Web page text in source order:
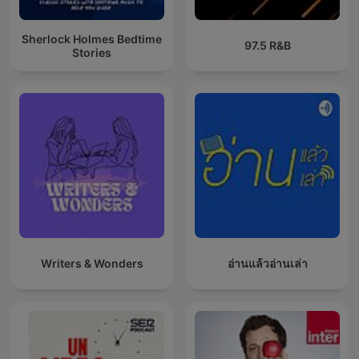
Sherlock Holmes Bedtime
Stories
97.5 R&B
Writers & Wonders อ่านแล้วอ่านเล่า